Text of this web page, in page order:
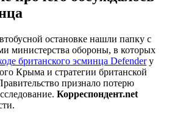
остановке нашли папку с
министерства обороны, в которых
британского эсминца Defenderу
Крыма и стратегии британской
признало потерю
Корреспондент.net